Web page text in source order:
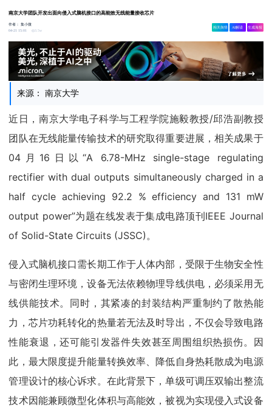
南京大学团队开发出面向侵入式脑机接口的高能效无线能量接收芯片
作者：集小微
04-21 15:01
3.5w
相关舆情 AI解读 生成海报
来源： 南京大学
近日，南京大学电子科学与工程学院施毅教授/邱浩副教授
团队在无线能量传输技术的研究取得重要进展，相关成果于
04月16日以“A 6.78-MHz single-stage regulating
rectifier with dual outputs simultaneously charged in a
half cycle achieving 92.2 % efficiency and 131 mW
output power”为题在线发表于集成电路顶刊IEEE Journal
of Solid-State Circuits (JSSC)。
侵入式脑机接口需长期工作于人体内部，受限于生物安全性
与密闭生理环境，设备无法依赖物理导线供电，必须采用无
线供能技术。同时，其紧凑的封装结构严重制约了散热能
力，芯片功耗转化的热量若无法及时导出，不仅会导致电路
性能衰退，还可能引发器件失效甚至周围组织热损伤。因
此，最大限度提升能量转换效率、降低自身热耗散成为电源
管理设计的核心诉求。在此背景下，单级可调压双输出整流
技术因能兼顾微型化体积与高能效，被视为实现侵入式设备